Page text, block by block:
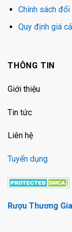
Chính sách
Quy định giá
THÔNG TIN
Giới thiệu
Tin tức
Liên hệ
Tuyển dụng
Rượu Thương Gia